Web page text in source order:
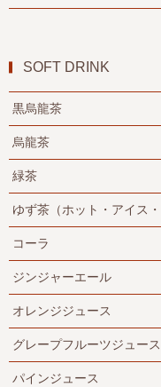
SOFT DRINK
黒烏龍茶
烏龍茶
緑茶
ゆず茶（ホット・アイス・
コーラ
ジンジャーエール
オレンジジュース
グレープフルーツジュース
パインジュース